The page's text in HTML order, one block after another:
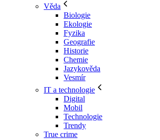
Věda
Biologie
Ekologie
Fyzika
Geografie
Historie
Chemie
Jazykověda
Vesmír
IT a technologie
Digital
Mobil
Technologie
Trendy
True crime